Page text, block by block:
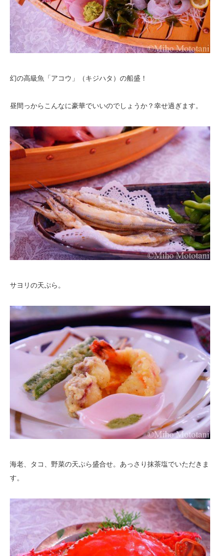
幻の高級魚「アコウ」（キジハタ）の船盛！
昼間っからこんなに豪華でいいのでしょうか？幸せ過ぎます。
サヨリの天ぷら。
海老、タコ、野菜の天ぷら盛合せ。あっさり抹茶塩でいただきま
す。